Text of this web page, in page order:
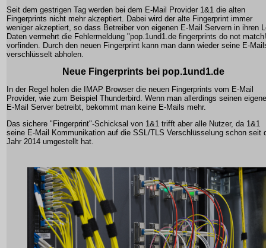
Seit dem gestrigen Tag werden bei dem E-Mail Provider 1&1 die alten
Fingerprints nicht mehr akzeptiert. Dabei wird der alte Fingerprint immer
weniger akzeptiert, so dass Betreiber von eigenen E-Mail Servern in ihren
Daten vermehrt die Fehlermeldung "pop.1und1.de fingerprints do not
vorfinden. Durch den neuen Fingerprint kann man dann wieder seine E-
verschlüsselt abholen.
Neue Fingerprints bei pop.1und1.de
In der Regel holen die IMAP Browser die neuen Fingerprints vom E-Mail
Provider, wie zum Beispiel Thunderbird. Wenn man allerdings seinen
E-Mail Server betreibt, bekommt man keine E-Mails mehr.
Das sichere "Fingerprint"-Schicksal von 1&1 trifft aber alle Nutzer, da 1&1
seine E-Mail Kommunikation auf die SSL/TLS Verschlüsselung schon seit
Jahr 2014 umgestellt hat.